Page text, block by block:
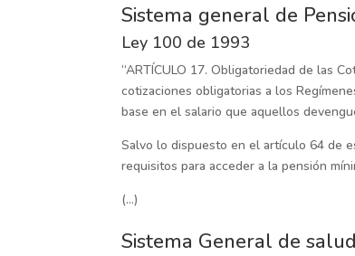
Sistema general de
Ley 100 de 1993
“ARTÍCULO 17. Obligatoriedad de las
cotizaciones obligatorias a los
base en el salario que aquellos
Salvo lo dispuesto en el artículo 64 de
requisitos para acceder a la pensión
(…)
Sistema General de salud